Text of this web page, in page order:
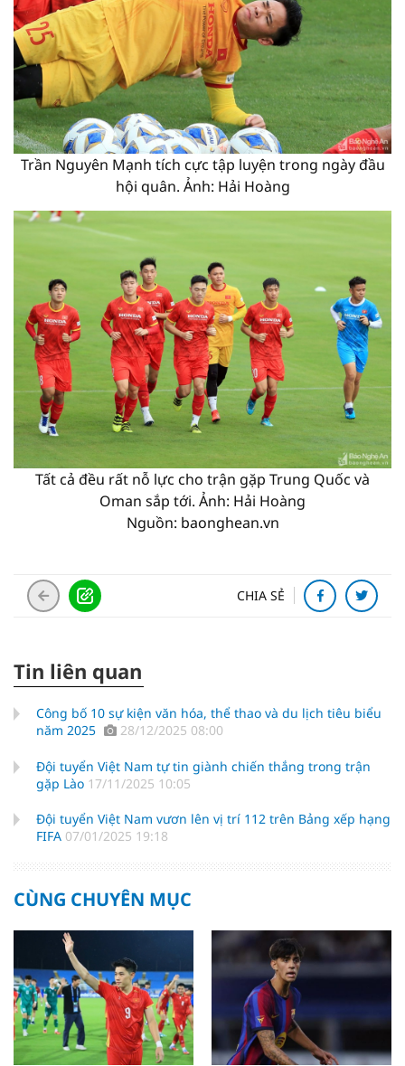
Trần Nguyên Mạnh tích cực tập luyện trong ngày đầu
hội quân. Ảnh: Hải Hoàng
Tất cả đều rất nỗ lực cho trận gặp Trung Quốc và
Oman sắp tới. Ảnh: Hải Hoàng
Nguồn: baonghean.vn
CHIA SẺ
Tin liên quan
Công bố 10 sự kiện văn hóa, thể thao và du lịch tiêu biểu
năm 2025
28/12/2025 08:00
Đội tuyển Việt Nam tự tin giành chiến thắng trong trận
gặp Lào 17/11/2025 10:05
Đội tuyển Việt Nam vươn lên vị trí 112 trên Bảng xếp hạng
FIFA 07/01/2025 19:18
CÙNG CHUYÊN MỤC